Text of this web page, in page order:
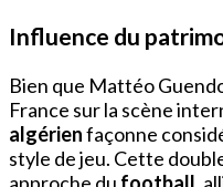
Influence du
Bien que Mattéo
France sur la scène
algérienfaçonne
style de jeu. Cette